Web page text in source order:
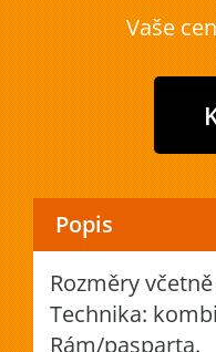
Vaše
Popis
Rozměry
Technika:
Rám/pasparta.